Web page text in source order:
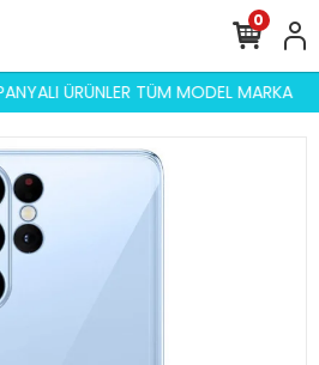
ÜRÜNLER TÜM MODEL MARKA
0